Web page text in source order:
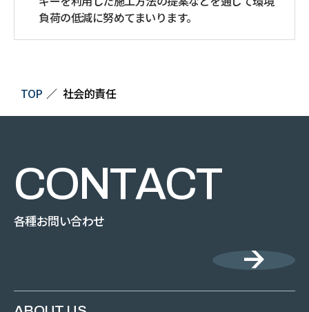
負荷の低減に努めてまいります。
TOP 社会的責任
CONTACT
各種お問い合わせ